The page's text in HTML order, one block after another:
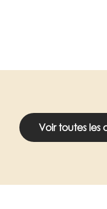
Voir toutes les